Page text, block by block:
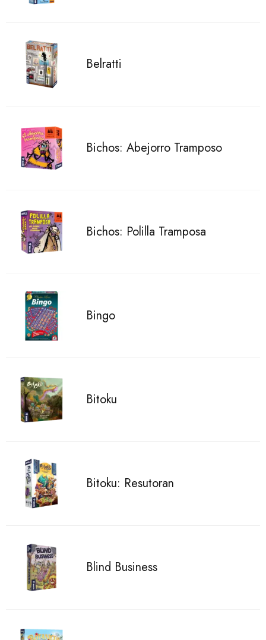
Belratti
Bichos: Abejorro Tramposo
Bichos: Polilla Tramposa
Bingo
Bitoku
Bitoku: Resutoran
Blind Business